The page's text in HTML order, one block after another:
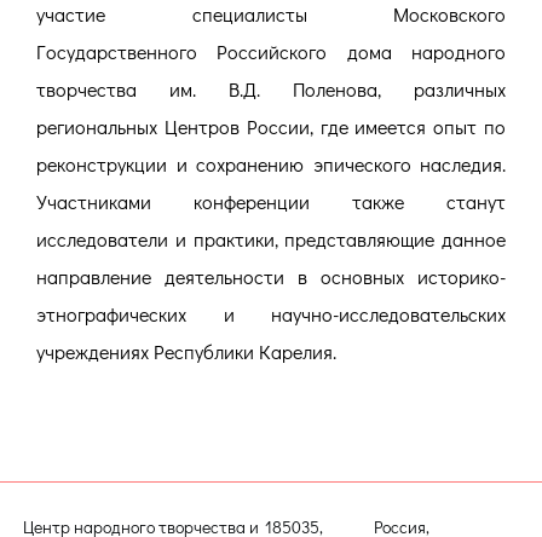
участие специалисты Московского
Государственного Российского дома народного
творчества им. В.Д. Поленова, различных
региональных Центров России, где имеется опыт по
реконструкции и сохранению эпического наследия.
Участниками конференции также станут
исследователи и практики, представляющие данное
направление деятельности в основных историко-
этнографических и научно-исследовательских
учреждениях Республики Карелия.
Центр народного творчества и 185035, Россия,